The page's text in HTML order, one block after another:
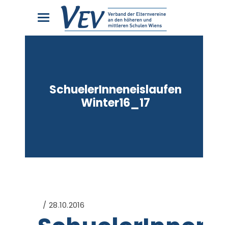
SchuelerInneneislaufen
Winter16_17
28.10.2016